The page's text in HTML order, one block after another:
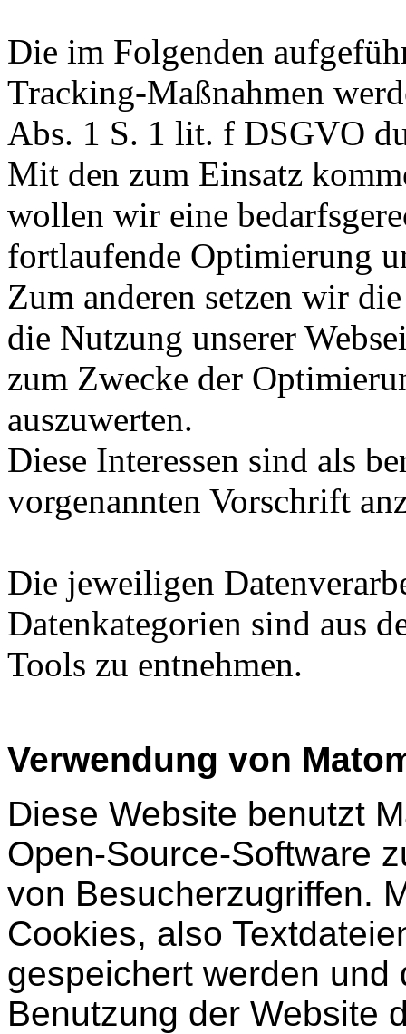
Die im Folgenden
Tracking-Maßnahmen
Abs. 1 S. 1 lit. f DSGVO
Mit den zum Einsatz
wollen wir eine
fortlaufende Optimierung
Zum anderen setzen wir
die Nutzung unserer
zum Zwecke der
auszuwerten.
Diese Interessen sind als
vorgenannten Vorschrift
Die jeweiligen
Datenkategorien sind aus
Tools zu entnehmen.
Verwendung von
Diese Website benutzt
Open-Source-Software
von Besucherzugriffen.
Cookies, also
gespeichert werden und
Benutzung der Website